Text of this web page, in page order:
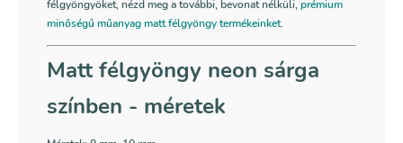
félgyöngyöket, nézd meg a további, bevonat nélküli, prémium
minőségű műanyag matt félgyöngy termékeinket.
Matt félgyöngy neon sárga
színben - méretek